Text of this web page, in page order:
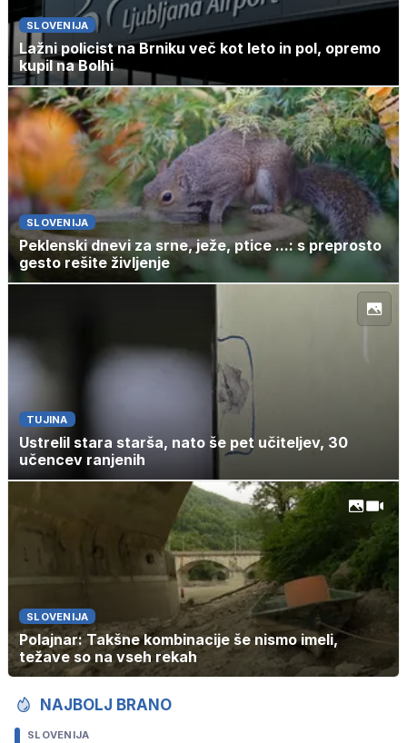
SLOVENIJA
Lažni policist na Brniku več kot leto in pol, opremo
kupil na Bolhi
SLOVENIJA
Peklenski dnevi za srne, ježe, ptice ...: s preprosto
gesto rešite življenje
TUJINA
Ustrelil stara starša, nato še pet učiteljev, 30
učencev ranjenih
SLOVENIJA
Polajnar: Takšne kombinacije še nismo imeli,
težave so na vseh rekah
NAJBOLJ BRANO
SLOVENIJA